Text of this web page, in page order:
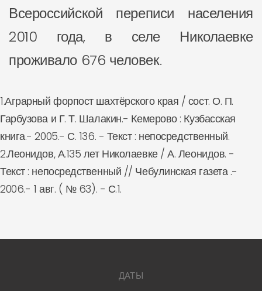
Всероссийской переписи населения
2010 года, в селе Николаевке
проживало 676 человек.
1.Аграрный форпост шахтёрского края / сост. О. П.
Гарбузова и Г. Т. Шалакин.- Кемерово : Кузбасская
книга.- 2005.- С. 136. - Текст : непосредственный.
2.Леонидов, А.135 лет Николаевке / А. Леонидов. -
Текст : непосредственный // Чебулинская газета .-
2006.- 1 авг. ( № 63). - С.1.
ДАТЫ